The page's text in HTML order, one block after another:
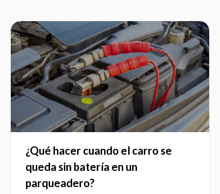
¿Qué hacer cuando el carro se
queda sin batería en un
parqueadero?